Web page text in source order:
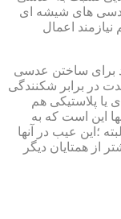
عدسی های شیشه ای
اعمال
برای ساختن عدسی
در برابر شکنندگی
یا پلاستیکی هم
این است که به
؛این عیب در آنها
از همتایان دیگر